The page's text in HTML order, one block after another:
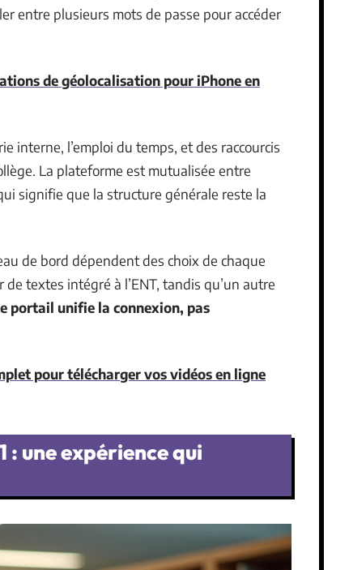
entre plusieurs mots de passe pour accéder
de géolocalisation pour iPhone en
interne, l’emploi du temps, et des raccourcis
La plateforme est mutualisée entre
signifie que la structure générale reste la
de bord dépendent des choix de chaque
textes intégré à l’ENT, tandis qu’un autre
portail unifie la connexion, pas
pour télécharger vos vidéos en ligne
: une expérience qui